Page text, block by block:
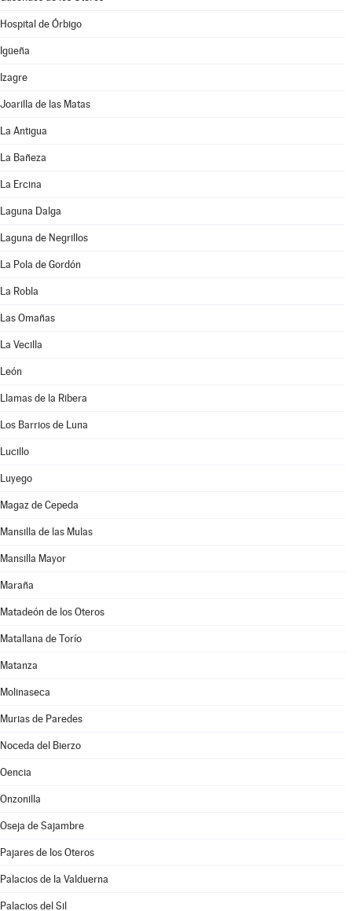
Hospital de Órbigo
Igüeña
Izagre
Joarilla de las Matas
La Antigua
La Bañeza
La Ercina
Laguna Dalga
Laguna de Negrillos
La Pola de Gordón
La Robla
Las Omañas
La Vecilla
León
Llamas de la Ribera
Los Barrios de Luna
Lucillo
Luyego
Magaz de Cepeda
Mansilla de las Mulas
Mansilla Mayor
Maraña
Matadeón de los Oteros
Matallana de Torío
Matanza
Molinaseca
Murias de Paredes
Noceda del Bierzo
Oencia
Onzonilla
Oseja de Sajambre
Pajares de los Oteros
Palacios de la Valduerna
Palacios del Sil